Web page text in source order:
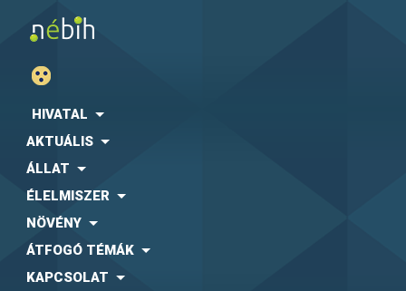
HIVATAL
AKTUÁLIS
ÁLLAT
ÉLELMISZER
NÖVÉNY
ÁTFOGÓ TÉMÁK
KAPCSOLAT